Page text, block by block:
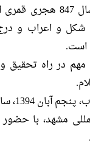
تاریخ کتابت این
شکل و اعراب و
است.
مهم در راه
همایش
مشهد، با